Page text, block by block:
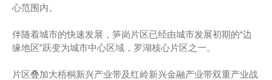
心范围内。
伴随着城市的快速发展，笋岗片区已经由城市发展初期的“边
缘地区”跃变为城市中心区域，罗湖核心片区之一。
片区叠加大梧桐新兴产业带及红岭新兴金融产业带双重产业战